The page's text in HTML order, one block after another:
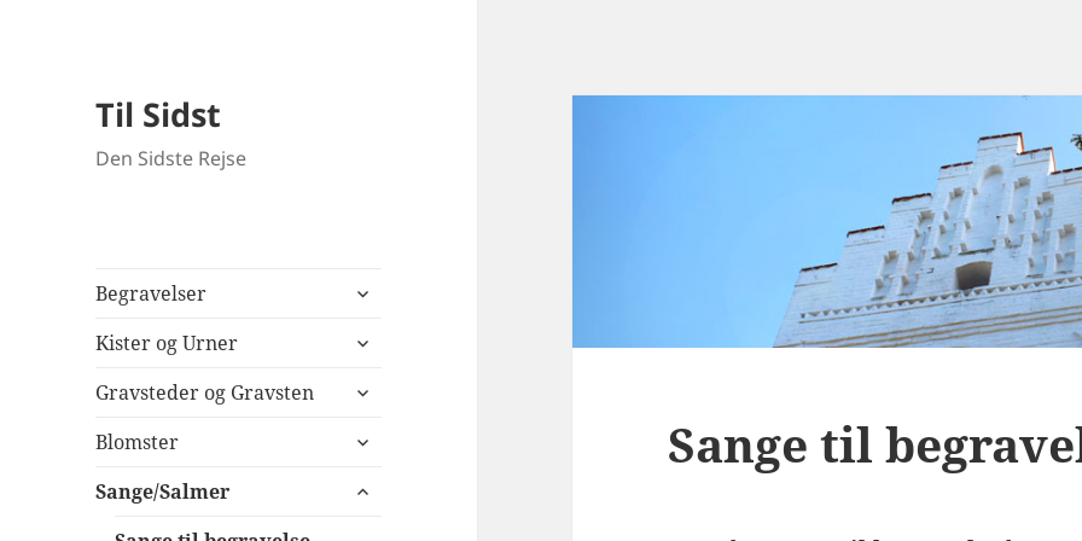
Til Sidst
Den Sidste Rejse
Begravelser
udvid
Kister og Urner
udvid
Gravsteder og Gravsten
udvid
Blomster
udvid
Sange/Salmer
udvid
Sange til